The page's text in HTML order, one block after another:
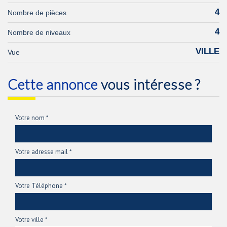
Nombre de pièces 4
Nombre de niveaux 4
Vue VILLE
cette annoncevous intéresse ?
Votre nom *
Votre adresse mail *
Votre Téléphone *
Votre ville *